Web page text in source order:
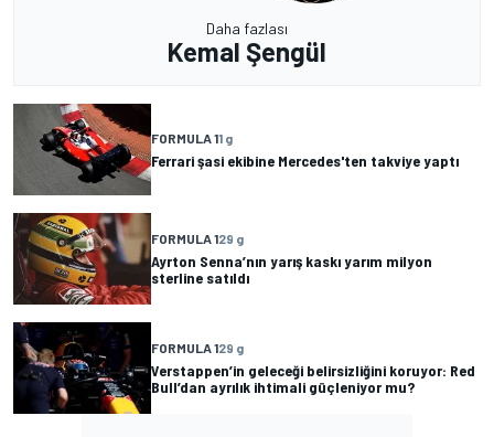
Daha fazlası
Kemal Şengül
FORMULA 11 g
Ferrari şasi ekibine Mercedes'ten takviye yaptı
FORMULA 129 g
Ayrton Senna’nın yarış kaskı yarım milyon
sterline satıldı
FORMULA 129 g
Verstappen’in geleceği belirsizliğini koruyor: Red
Bull’dan ayrılık ihtimali güçleniyor mu?